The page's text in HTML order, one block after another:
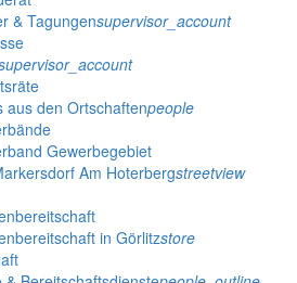
& Tagungensupervisor_account
aus den Ortschaftenpeople
Gewerbegebiet
Am Hoterbergstreetview
in Görlitzstore